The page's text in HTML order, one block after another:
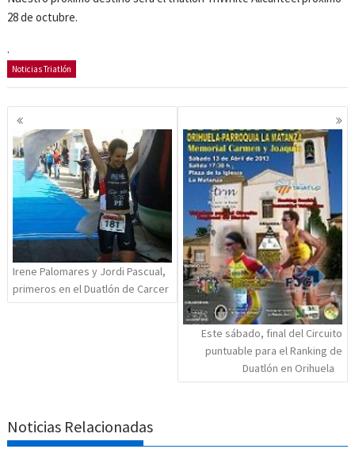
28 de octubre.
.
Noticias Triatlón
Navegación
de
entradas
Irene Palomares y Jordi Pascual,
primeros en el Duatlón de Carcer
Este sábado, final del Circuito
puntuable para el Ranking de
Duatlón en Orihuela
Noticias Relacionadas